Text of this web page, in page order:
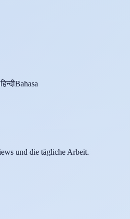
हिन्दीBahasa
und die tägliche Arbeit.